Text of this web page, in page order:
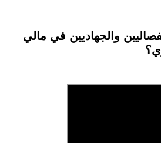
والجهاديين في مالي